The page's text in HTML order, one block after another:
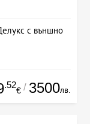
с външно
.52
€ / 3500лв.